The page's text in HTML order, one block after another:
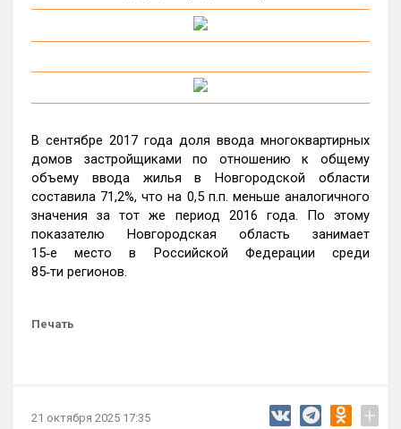
В сентябре 2017 года доля ввода многоквартирных
домов застройщиками по отношению к общему
объему ввода жилья в Новгородской области
составила 71,2%, что на 0,5 п.п. меньше аналогичного
значения за тот же период 2016 года. По этому
показателю Новгородская область занимает
15‑е место в Российской Федерации среди
85‑ти регионов.
Печать
21 октября 2025 17:35 +